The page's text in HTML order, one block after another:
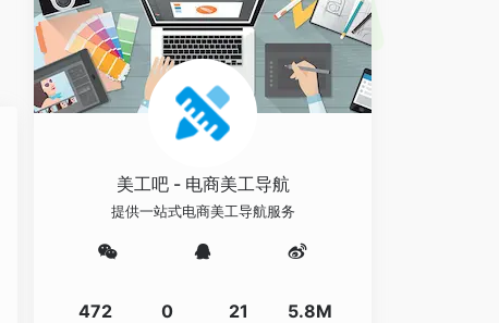
美工吧 - 电商美工导航
提供一站式电商美工导航服务
472 0 21 5.8M